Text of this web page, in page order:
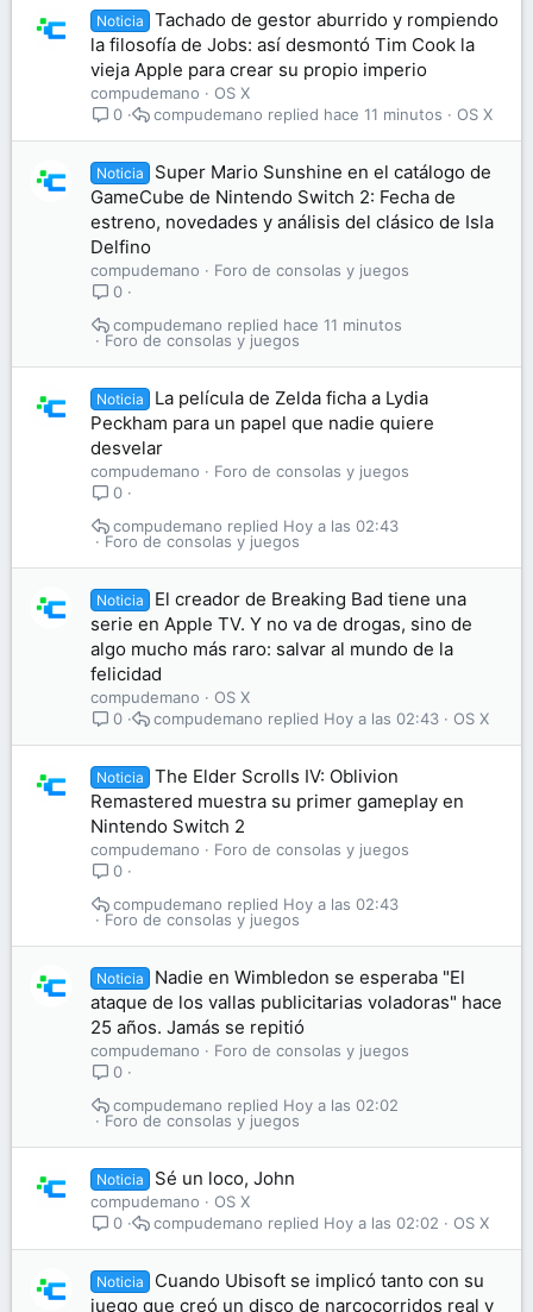
Noticia
Tachado de gestor aburrido y rompiendo
la filosofía de Jobs: así desmontó Tim Cook la
vieja Apple para crear su propio imperio
compudemano
OS X
0
OS X
hace 11 minutos
compudemano
Noticia
Super Mario Sunshine en el catálogo de
GameCube de Nintendo Switch 2: Fecha de
estreno, novedades y análisis del clásico de Isla
Delfino
compudemano
Foro de consolas y juegos
0
Foro de consolas y juegos
hace 11 minutos
compudemano
Noticia
La película de Zelda ficha a Lydia
Peckham para un papel que nadie quiere
desvelar
compudemano
Foro de consolas y juegos
0
Foro de consolas y juegos
Hoy a las 02:43
compudemano
Noticia
El creador de Breaking Bad tiene una
serie en Apple TV. Y no va de drogas, sino de
algo mucho más raro: salvar al mundo de la
felicidad
compudemano
OS X
0
OS X
Hoy a las 02:43
compudemano
Noticia
The Elder Scrolls IV: Oblivion
Remastered muestra su primer gameplay en
Nintendo Switch 2
compudemano
Foro de consolas y juegos
0
Foro de consolas y juegos
Hoy a las 02:43
compudemano
Noticia
Nadie en Wimbledon se esperaba "El
ataque de los vallas publicitarias voladoras" hace
25 años. Jamás se repitió
compudemano
Foro de consolas y juegos
0
Foro de consolas y juegos
Hoy a las 02:02
compudemano
Noticia Sé un loco, John
compudemano
OS X
0
OS X
Hoy a las 02:02
compudemano
Noticia
Cuando Ubisoft se implicó tanto con su
juego que creó un disco de narcocorridos real y